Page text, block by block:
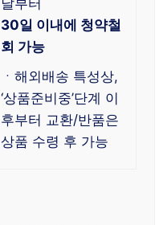
날부터
30일 이내에 청약철
회 가능
ㆍ해외배송 특성상,
‘상품준비중’단계 이
후부터 교환/반품은
상품 수령 후 가능